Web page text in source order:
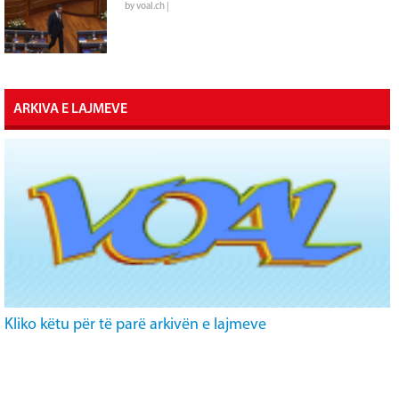
by voal.ch |
ARKIVA E LAJMEVE
Kliko këtu për të parë arkivën e lajmeve